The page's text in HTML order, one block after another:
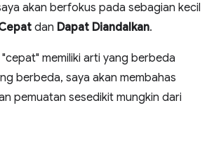
akan berfokus pada sebagian kecil
dan Dapat Diandalkan.
memiliki arti yang berbeda
berbeda, saya akan membahas
pemuatan sesedikit mungkin dari